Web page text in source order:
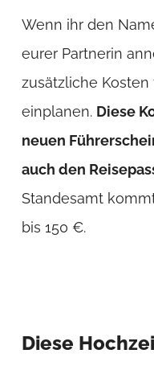
Wenn ihr den
eurer Partnerin
zusätzliche
einplanen. Diese
neuen
auch den
Standesamt
bis 150 €.
Diese